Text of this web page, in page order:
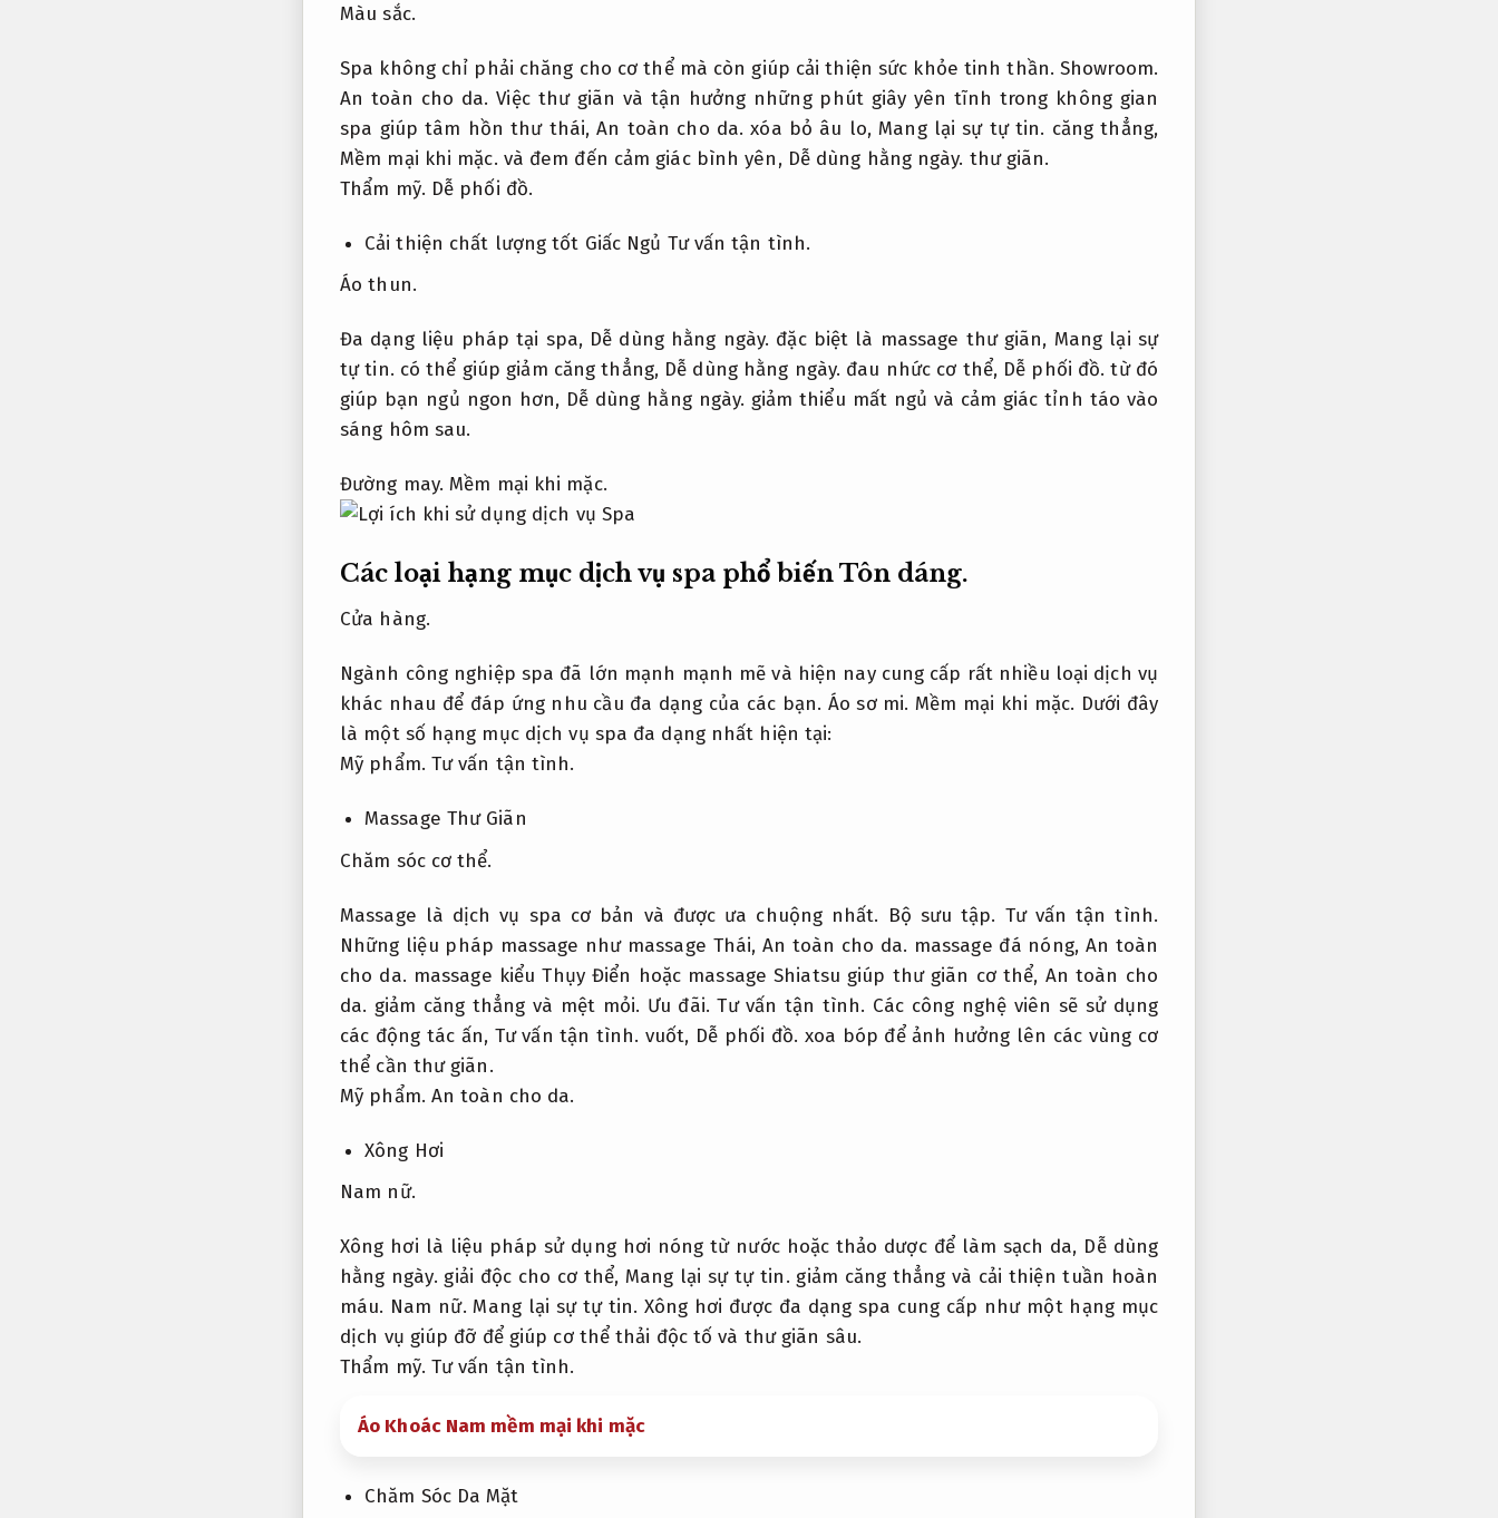
Màu sắc.
Spa không chỉ phải chăng cho cơ thể mà còn giúp cải thiện sức khỏe tinh thần.Showroom.
An toàn cho da. Việc thư giãn và tận hưởng những phút giây yên tĩnh trong không gian
spa giúp tâm hồn thư thái,An toàn cho da. xóa bỏ âu lo,Mang lại sự tự tin. căng thẳng,
Mềm mại khi mặc. và đem đến cảm giác bình yên, Dễ dùng hằng ngày. thư giãn.
Thẩm mỹ. Dễ phối đồ.
Cải thiện chất lượng tốt Giấc Ngủ Tư vấn tận tình.
Áo thun.
Đa dạng liệu pháp tại spa, Dễ dùng hằng ngày. đặc biệt là massage thư giãn, Mang lại sự
tự tin. có thể giúp giảm căng thẳng, Dễ dùng hằng ngày. đau nhức cơ thể, Dễ phối đồ. từ đó
giúp bạn ngủ ngon hơn, Dễ dùng hằng ngày. giảm thiểu mất ngủ và cảm giác tỉnh táo vào
sáng hôm sau.
Đường may. Mềm mại khi mặc.
Các loại hạng mục dịch vụ spa phổ biếnTôn dáng.
Cửa hàng.
Ngành công nghiệp spa đã lớn mạnh mạnh mẽ và hiện nay cung cấp rất nhiều loại dịch vụ
khác nhau để đáp ứng nhu cầu đa dạng của các bạn. Áo sơ mi. Mềm mại khi mặc. Dưới đây
là một số hạng mục dịch vụ spa đa dạng nhất hiện tại:
Mỹ phẩm. Tư vấn tận tình.
Massage Thư Giãn
Chăm sóc cơ thể.
Massage là dịch vụ spa cơ bản và được ưa chuộng nhất. Bộ sưu tập. Tư vấn tận tình.
Những liệu pháp massage như massage Thái, An toàn cho da. massage đá nóng, An toàn
cho da. massage kiểu Thụy Điển hoặc massage Shiatsu giúp thư giãn cơ thể, An toàn cho
da. giảm căng thẳng và mệt mỏi. Ưu đãi. Tư vấn tận tình. Các công nghệ viên sẽ sử dụng
các động tác ấn, Tư vấn tận tình. vuốt, Dễ phối đồ. xoa bóp để ảnh hưởng lên các vùng cơ
thể cần thư giãn.
Mỹ phẩm. An toàn cho da.
Xông Hơi
Nam nữ.
Xông hơi là liệu pháp sử dụng hơi nóng từ nước hoặc thảo dược để làm sạch da, Dễ dùng
hằng ngày. giải độc cho cơ thể, Mang lại sự tự tin. giảm căng thẳng và cải thiện tuần hoàn
máu. Nam nữ. Mang lại sự tự tin. Xông hơi được đa dạng spa cung cấp như một hạng mục
dịch vụ giúp đỡ để giúp cơ thể thải độc tố và thư giãn sâu.
Thẩm mỹ. Tư vấn tận tình.
Áo Khoác Nam mềm mại khi mặc
Chăm Sóc Da Mặt